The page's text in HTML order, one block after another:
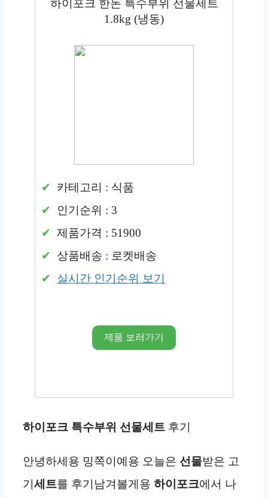
하이포크 한돈 특수부위 선물세트
1.8kg (냉동)
카테고리 : 식품
인기순위 : 3
제품가격 : 51900
상품배송 : 로켓배송
실시간 인기순위 보기
제품 보러가기
하이포크 특수부위 선물세트 후기
안녕하세용 밍쪽이예용 오늘은 선물받은 고
기 세트를 후기남겨볼게용 하이포크에서 나